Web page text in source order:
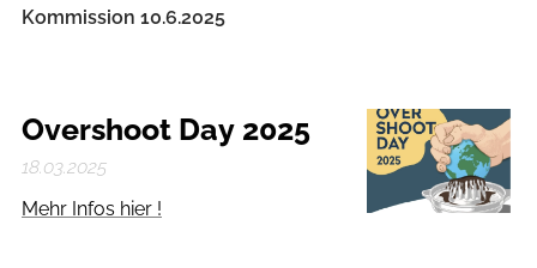
Kommission 10.6.2025
Overshoot Day 2025
18.03.2025
Mehr Infos hier !